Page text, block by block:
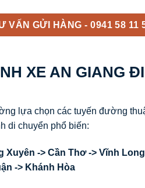
VẤN GỬI HÀNG - 0941 58 11
XE AN GIANG
lựa chọn các tuyến đường
di chuyển phổ biến:
-> Cần Thơ -> Vĩnh
-> Khánh Hòa